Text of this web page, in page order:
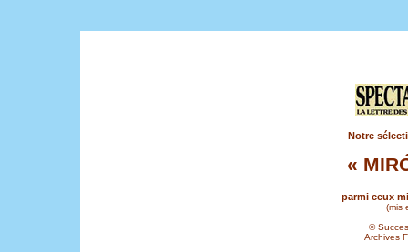
Notre
«
parmi ceux
(mis
©
Archives